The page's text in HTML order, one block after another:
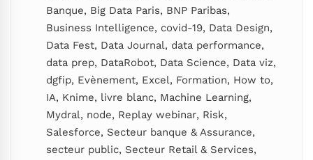
Banque, Big Data Paris, BNP Paribas,
Business Intelligence, covid-19, Data Design,
Data Fest, Data Journal, data performance,
data prep, DataRobot, Data Science, Data viz,
dgfip, Evènement, Excel, Formation, How to,
IA, Knime, livre blanc, Machine Learning,
Mydral, node, Replay webinar, Risk,
Salesforce, Secteur banque & Assurance,
secteur public, Secteur Retail & Services,